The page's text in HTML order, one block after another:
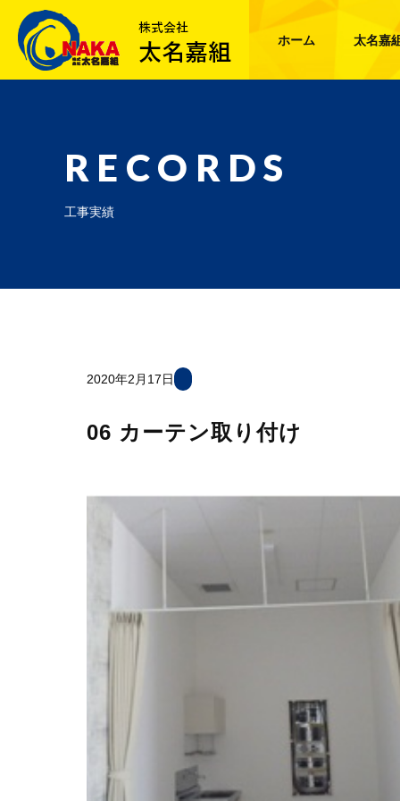
ホーム 太名嘉
RECORDS
工事実績
2020年2月17日
06 カーテン取り付け